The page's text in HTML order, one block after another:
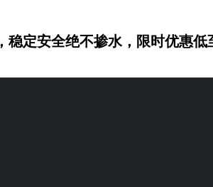
，稳定安全绝不掺水，限时优惠